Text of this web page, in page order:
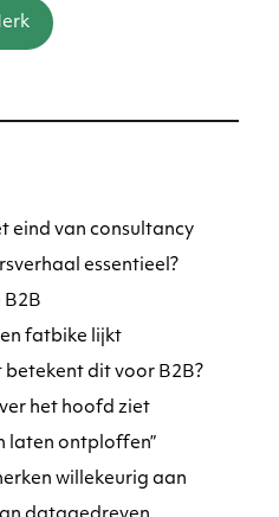
eind van consultancy
essentieel?
B2B
fatbike lijkt
dit voor B2B?
het hoofd ziet
laten ontploffen”
willekeurig aan